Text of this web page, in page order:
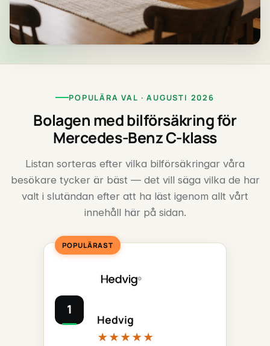
POPULÄRA VAL · AUGUSTI 2026
Bolagen med bilförsäkring för
Mercedes-Benz C-klass
Listan sorteras efter vilka bilförsäkringar våra
besökare tycker är bäst — det vill säga vilka de har
valt i slutändan efter att ha läst igenom allt vårt
innehåll här på sidan.
POPULÄRAST
1
Hedvig
★★★★★